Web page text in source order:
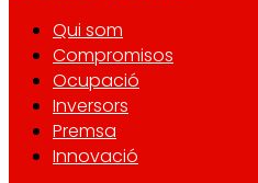
Qui som
Compromisos
Ocupació
Inversors
Premsa
Innovació